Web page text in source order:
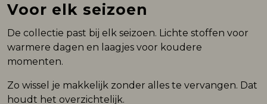
Voor elk seizoen
De collectie past bij elk seizoen. Lichte stoffen voor
warmere dagen en laagjes voor koudere
momenten.
Zo wissel je makkelijk zonder alles te vervangen. Dat
houdt het overzichtelijk.